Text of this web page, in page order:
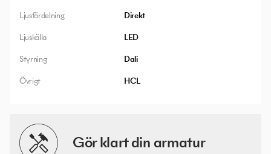
Ljusfördelning
Direkt
Ljuskälla
LED
Styrning
Dali
Övrigt
HCL
Gör klart din armatur